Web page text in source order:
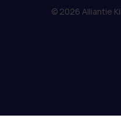
© 2026 Alliantie